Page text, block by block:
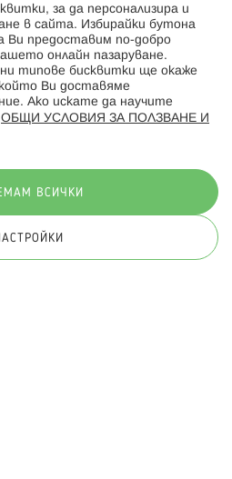
ни:
Всички права запазени
за да персонализира и
в сайта. Избирайки бутона
Ви предоставим по-добро
онлайн пазаруване.
типове бисквитки ще окаже
Ви доставяме
Ако искате да научите
ОБЩИ УСЛОВИЯ ЗА ПОЛЗВАНЕ И
ВСИЧКИ